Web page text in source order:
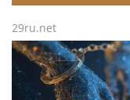
29ru.net